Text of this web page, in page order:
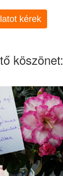
kérek
köszönet: